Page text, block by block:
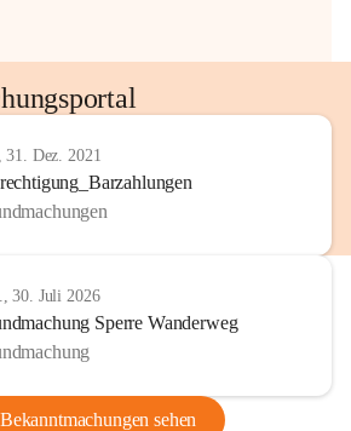
31. Dez. 2021
30. Juli 2026
Sperre Wanderweg
sehen